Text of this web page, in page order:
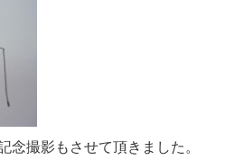
撮影もさせて頂きました。